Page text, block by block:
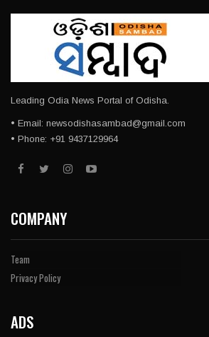
Leading Odia News Portal of Odisha.
• Email: newsodishasambad@gmail.com
• Phone: +91 9437129964
COMPANY
Team
Privacy Policy
ADS